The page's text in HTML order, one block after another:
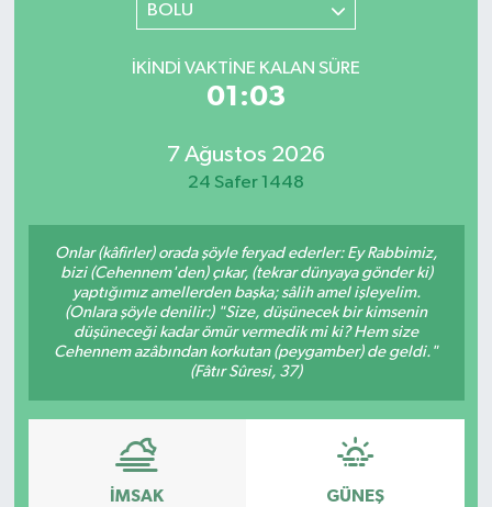
BOLU
İKINDI VAKTINE KALAN SÜRE
01:02
7 Ağustos 2026
24 Safer 1448
Onlar (kâfirler) orada şöyle feryad ederler: Ey Rabbimiz,
bizi (Cehennem'den) çıkar, (tekrar dünyaya gönder ki)
yaptığımız amellerden başka; sâlih amel işleyelim.
(Onlara şöyle denilir:) "Size, düşünecek bir kimsenin
düşüneceği kadar ömür vermedik mi ki? Hem size
Cehennem azâbından korkutan (peygamber) de geldi."
(Fâtır Sûresi, 37)
İMSAK GÜNEŞ
Resmi Reklam
Röportajlar